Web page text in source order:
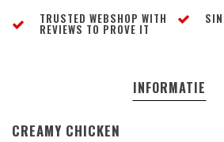
TRUSTED WEBSHOP WITH
REVIEWS TO PROVE IT
INFORMATIE
CREAMY CHICKEN